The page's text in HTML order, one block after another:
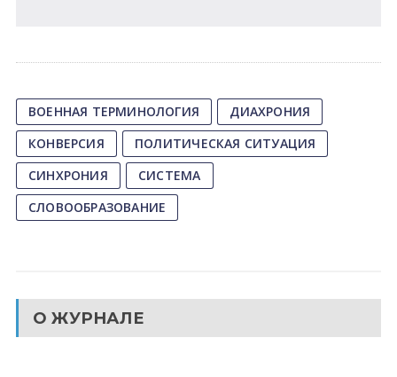
ВОЕННАЯ ТЕРМИНОЛОГИЯ
ДИАХРОНИЯ
КОНВЕРСИЯ
ПОЛИТИЧЕСКАЯ СИТУАЦИЯ
СИНХРОНИЯ
СИСТЕМА
СЛОВООБРАЗОВАНИЕ
О ЖУРНАЛЕ